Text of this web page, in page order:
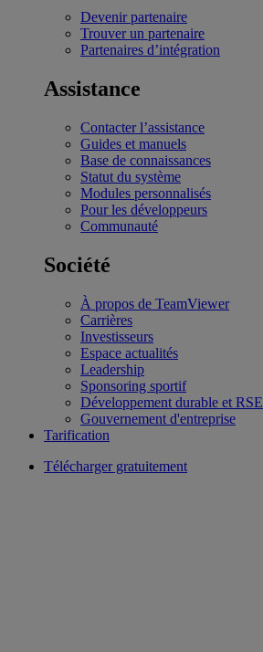
Devenir partenaire
Trouver un partenaire
Partenaires d’intégration
Assistance
Contacter l’assistance
Guides et manuels
Base de connaissances
Statut du système
Modules personnalisés
Pour les développeurs
Communauté
Société
À propos de TeamViewer
Carrières
Investisseurs
Espace actualités
Leadership
Sponsoring sportif
Développement durable et RSE
Gouvernement d'entreprise
Tarification
Télécharger gratuitement